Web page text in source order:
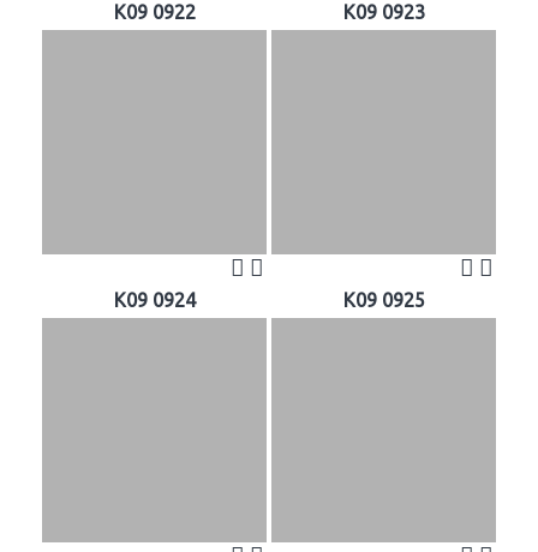
K09 0922 K09 0923
K09 0924 K09 0925